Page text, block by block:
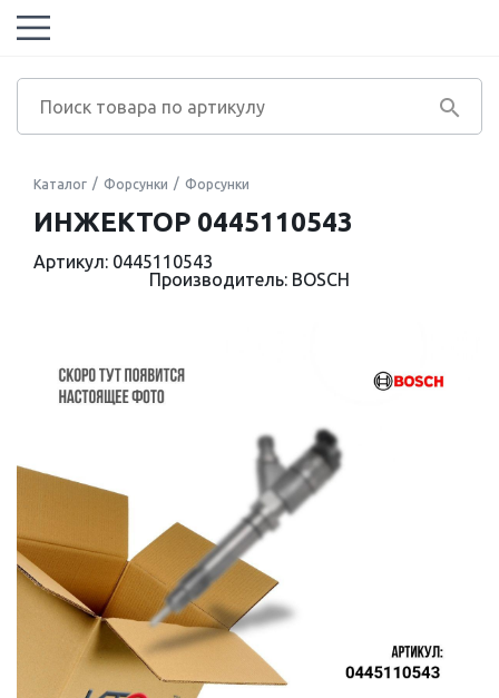
Каталог Форсунки Форсунки
ИНЖЕКТОР 0445110543
Артикул: 0445110543
Производитель: BOSCH